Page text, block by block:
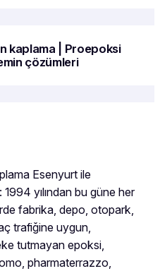
kaplama | Proepoksi
çözümleri
Esenyurt ile
yılından bu güne her
fabrika, depo, otopark,
trafiğine uygun,
tutmayan epoksi,
pharmaterrazzo,